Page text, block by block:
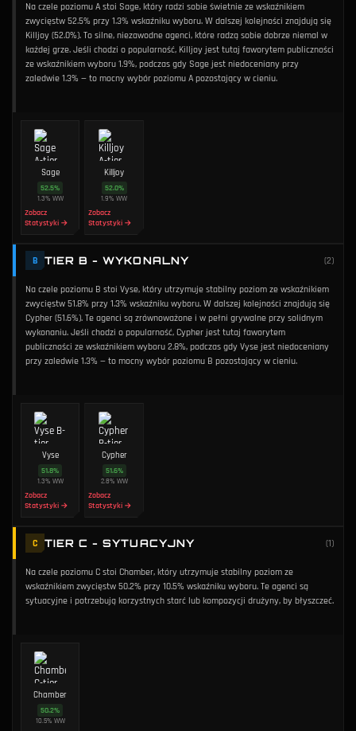
Na czele poziomu A stoi Sage, który radzi sobie świetnie ze wskaźnikiem
zwycięstw 52.5% przy 1.3% wskaźniku wyboru. W dalszej kolejności znajdują się
Killjoy (52.0%). To silne, niezawodne agenci, które radzą sobie dobrze niemal w
każdej grze. Jeśli chodzi o popularność, Killjoy jest tutaj faworytem publiczności
ze wskaźnikiem wyboru 1.9%, podczas gdy Sage jest niedoceniany przy
zaledwie 1.3% — to mocny wybór poziomu A pozostający w cieniu.
Sage
52.5%
1.3% WW
Zobacz
Statystyki →
Killjoy
52.0%
1.9%WW
Zobacz
Statystyki →
B TIER B - WYKONALNY (2)
Na czele poziomu B stoi Vyse, który utrzymuje stabilny poziom ze wskaźnikiem
zwycięstw 51.8% przy 1.3% wskaźniku wyboru. W dalszej kolejności znajdują się
Cypher (51.6%). Te agenci są zrównoważone i w pełni grywalne przy solidnym
wykonaniu. Jeśli chodzi o popularność, Cypher jest tutaj faworytem
publiczności ze wskaźnikiem wyboru 2.8%, podczas gdy Vyse jest niedoceniany
przy zaledwie 1.3% — to mocny wybór poziomu B pozostający w cieniu.
Vyse
51.8%
1.3% WW
Zobacz
Statystyki →
Cypher
51.6%
2.8% WW
Zobacz
Statystyki →
C TIER C - SYTUACYJNY (1)
Na czele poziomu C stoi Chamber, który utrzymuje stabilny poziom ze
wskaźnikiem zwycięstw 50.2% przy 10.5% wskaźniku wyboru. Te agenci są
sytuacyjne i potrzebują korzystnych starć lub kompozycji drużyny, by błyszczeć.
Chamber
50.2%
10.5% WW